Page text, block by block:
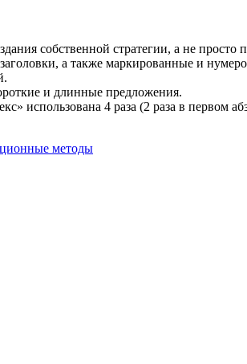
собственной стратегии, а не просто
а также маркированные и
и длинные предложения.
использована 4 раза (2 раза в первом
методы